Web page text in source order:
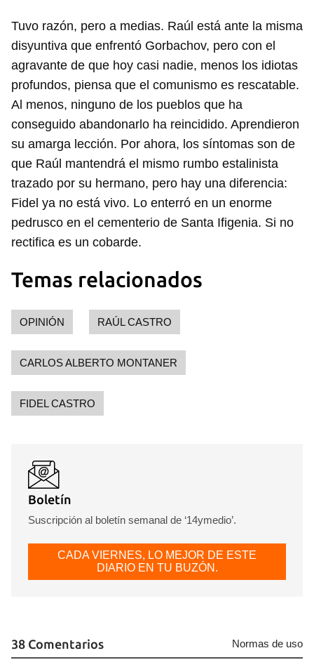
Tuvo razón, pero a medias. Raúl está ante la misma
disyuntiva que enfrentó Gorbachov, pero con el
agravante de que hoy casi nadie, menos los idiotas
profundos, piensa que el comunismo es rescatable.
Al menos, ninguno de los pueblos que ha
conseguido abandonarlo ha reincidido. Aprendieron
su amarga lección. Por ahora, los síntomas son de
que Raúl mantendrá el mismo rumbo estalinista
trazado por su hermano, pero hay una diferencia:
Fidel ya no está vivo. Lo enterró en un enorme
pedrusco en el cementerio de Santa Ifigenia. Si no
rectifica es un cobarde.
Temas relacionados
OPINIÓN RAÚL CASTRO
CARLOS ALBERTO MONTANER
FIDEL CASTRO
Boletín
Suscripción al boletín semanal de ‘14ymedio’.
CADA VIERNES, LO MEJOR DE ESTE
DIARIO EN TU BUZÓN.
38 Comentarios Normas de uso